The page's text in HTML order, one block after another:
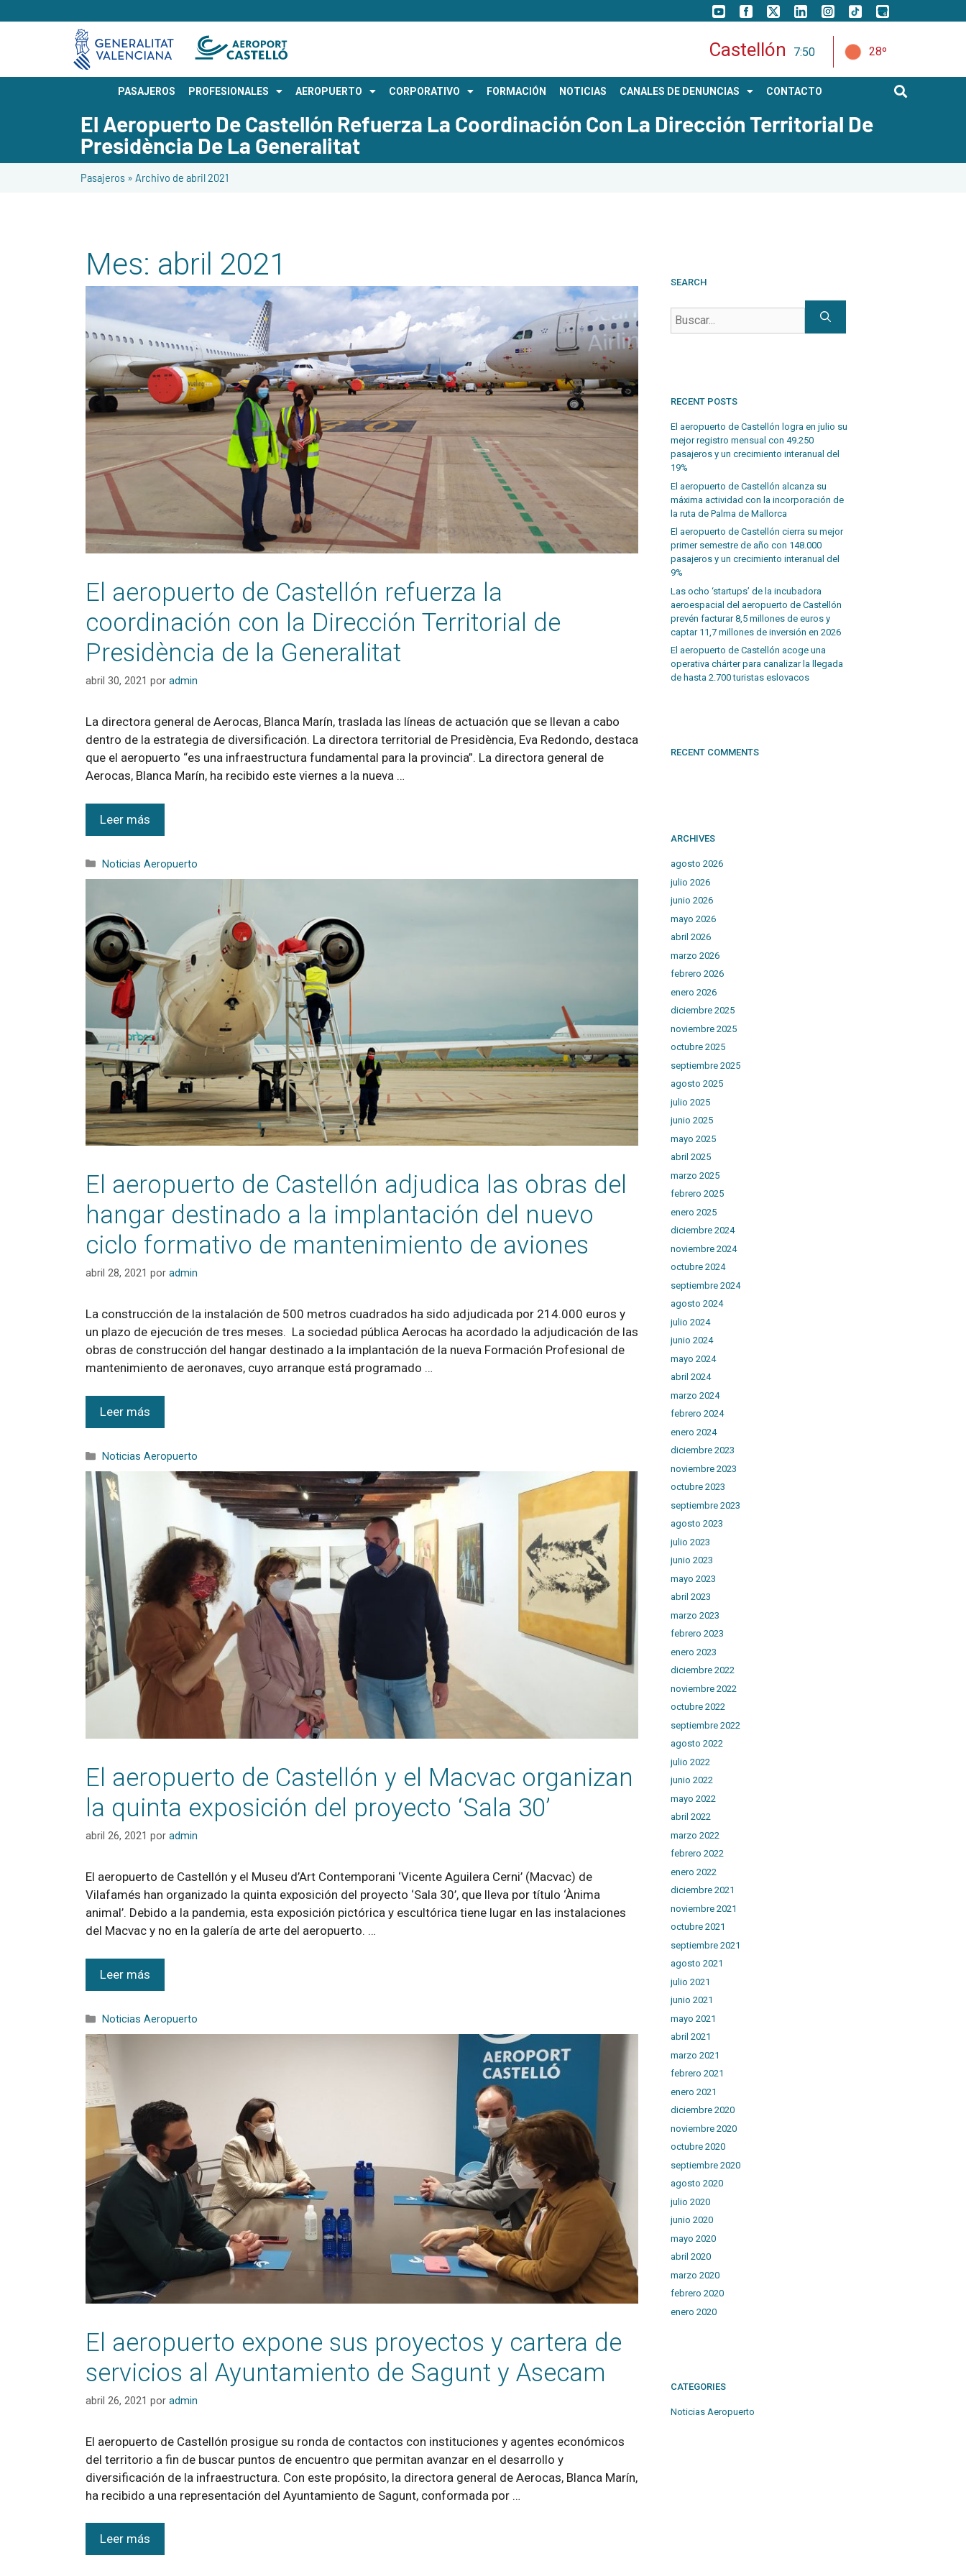
Castellón 7:50 28º
PASAJEROS PROFESIONALES AEROPUERTO CORPORATIVO FORMACIÓN NOTICIAS CANALES DE DENUNCIAS CONTACTO
El Aeropuerto De Castellón Refuerza La Coordinación Con La Dirección Territorial De
Presidència De La Generalitat
Pasajeros » Archivo de abril 2021
Mes: abril 2021
El aeropuerto de Castellón refuerza la
coordinación con la Dirección Territorial de
Presidència de la Generalitat
abril 30, 2021 por admin
La directora general de Aerocas, Blanca Marín, traslada las líneas de actuación que se llevan a cabo
dentro de la estrategia de diversificación. La directora territorial de Presidència, Eva Redondo, destaca
que el aeropuerto “es una infraestructura fundamental para la provincia”. La directora general de
Aerocas, Blanca Marín, ha recibido este viernes a la nueva …
Leer más
Noticias Aeropuerto
El aeropuerto de Castellón adjudica las obras del
hangar destinado a la implantación del nuevo
ciclo formativo de mantenimiento de aviones
abril 28, 2021 por admin
La construcción de la instalación de 500 metros cuadrados ha sido adjudicada por 214.000 euros y
un plazo de ejecución de tres meses. La sociedad pública Aerocas ha acordado la adjudicación de las
obras de construcción del hangar destinado a la implantación de la nueva Formación Profesional de
mantenimiento de aeronaves, cuyo arranque está programado …
Leer más
Noticias Aeropuerto
El aeropuerto de Castellón y el Macvac organizan
la quinta exposición del proyecto ‘Sala 30’
abril 26, 2021 por admin
El aeropuerto de Castellón y el Museu d’Art Contemporani ‘Vicente Aguilera Cerni’ (Macvac) de
Vilafamés han organizado la quinta exposición del proyecto ‘Sala 30’, que lleva por título ‘Ànima
animal’. Debido a la pandemia, esta exposición pictórica y escultórica tiene lugar en las instalaciones
del Macvac y no en la galería de arte del aeropuerto. …
Leer más
Noticias Aeropuerto
El aeropuerto expone sus proyectos y cartera de
servicios al Ayuntamiento de Sagunt y Asecam
abril 26, 2021 por admin
El aeropuerto de Castellón prosigue su ronda de contactos con instituciones y agentes económicos
del territorio a fin de buscar puntos de encuentro que permitan avanzar en el desarrollo y
diversificación de la infraestructura. Con este propósito, la directora general de Aerocas, Blanca Marín,
ha recibido a una representación del Ayuntamiento de Sagunt, conformada por …
Leer más
SEARCH
RECENT POSTS
El aeropuerto de Castellón logra en julio su
mejor registro mensual con 49.250
pasajeros y un crecimiento interanual del
19%
El aeropuerto de Castellón alcanza su
máxima actividad con la incorporación de
la ruta de Palma de Mallorca
El aeropuerto de Castellón cierra su mejor
primer semestre de año con 148.000
pasajeros y un crecimiento interanual del
9%
Las ocho ‘startups’ de la incubadora
aeroespacial del aeropuerto de Castellón
prevén facturar 8,5 millones de euros y
captar 11,7 millones de inversión en 2026
El aeropuerto de Castellón acoge una
operativa chárter para canalizar la llegada
de hasta 2.700 turistas eslovacos
RECENT COMMENTS
ARCHIVES
agosto 2026
julio 2026
junio 2026
mayo 2026
abril 2026
marzo 2026
febrero 2026
enero 2026
diciembre 2025
noviembre 2025
octubre 2025
septiembre 2025
agosto 2025
julio 2025
junio 2025
mayo 2025
abril 2025
marzo 2025
febrero 2025
enero 2025
diciembre 2024
noviembre 2024
octubre 2024
septiembre 2024
agosto 2024
julio 2024
junio 2024
mayo 2024
abril 2024
marzo 2024
febrero 2024
enero 2024
diciembre 2023
noviembre 2023
octubre 2023
septiembre 2023
agosto 2023
julio 2023
junio 2023
mayo 2023
abril 2023
marzo 2023
febrero 2023
enero 2023
diciembre 2022
noviembre 2022
octubre 2022
septiembre 2022
agosto 2022
julio 2022
junio 2022
mayo 2022
abril 2022
marzo 2022
febrero 2022
enero 2022
diciembre 2021
noviembre 2021
octubre 2021
septiembre 2021
agosto 2021
julio 2021
junio 2021
mayo 2021
abril 2021
marzo 2021
febrero 2021
enero 2021
diciembre 2020
noviembre 2020
octubre 2020
septiembre 2020
agosto 2020
julio 2020
junio 2020
mayo 2020
abril 2020
marzo 2020
febrero 2020
enero 2020
CATEGORIES
Noticias Aeropuerto